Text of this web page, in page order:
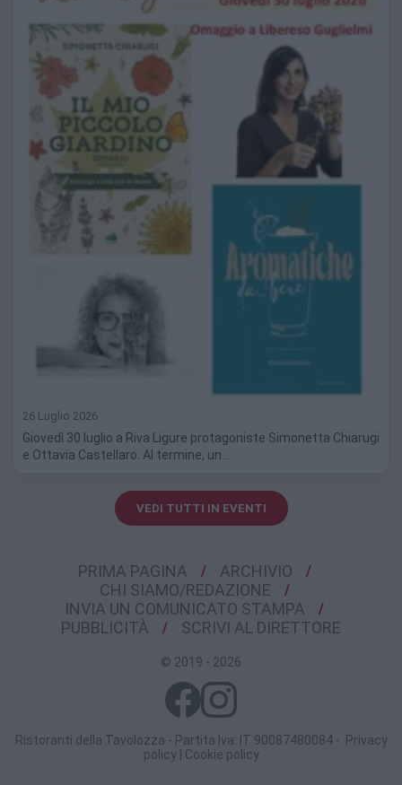
26 Luglio 2026
Giovedì 30 luglio a Riva Ligure protagoniste Simonetta Chiarugi
e Ottavia Castellaro. Al termine, un…
VEDI TUTTI IN EVENTI
PRIMA PAGINA
ARCHIVIO
CHI SIAMO/REDAZIONE
INVIA UN COMUNICATO STAMPA
PUBBLICITÀ
SCRIVI AL DIRETTORE
© 2019 - 2026
Ristoranti della Tavolozza - Partita Iva: IT 90087480084 - Privacy
policy| Cookie policy